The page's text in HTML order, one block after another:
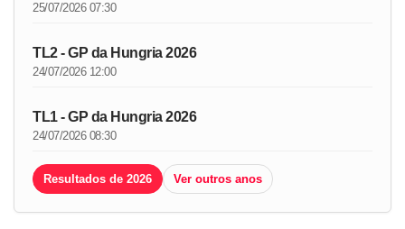
25/07/2026 07:30
TL2 - GP da Hungria 2026
24/07/2026 12:00
TL1 - GP da Hungria 2026
24/07/2026 08:30
Resultados de 2026 Ver outros anos